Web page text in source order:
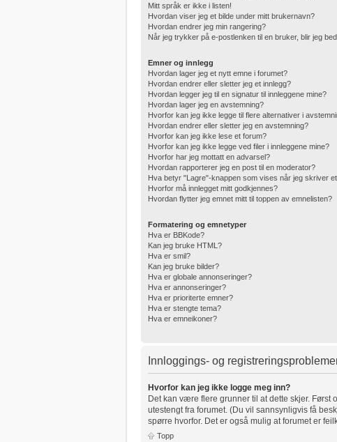
Mitt språk er ikke i listen!
Hvordan viser jeg et bilde under mitt brukernavn?
Hvordan endrer jeg min rangering?
Når jeg trykker på e-postlenken til en bruker, blir jeg
Emner og innlegg
Hvordan lager jeg et nytt emne i forumet?
Hvordan endrer eller sletter jeg et innlegg?
Hvordan legger jeg til en signatur til innleggene mine?
Hvordan lager jeg en avstemning?
Hvorfor kan jeg ikke legge til flere alternativer i
Hvordan endrer eller sletter jeg en avstemning?
Hvorfor kan jeg ikke lese et forum?
Hvorfor kan jeg ikke legge ved filer i innleggene mine?
Hvorfor har jeg mottatt en advarsel?
Hvordan rapporterer jeg en post til en moderator?
Hva betyr "Lagre"-knappen som vises når jeg skriver
Hvorfor må innlegget mitt godkjennes?
Hvordan flytter jeg emnet mitt til toppen av emnelisten?
Formatering og emnetyper
Hva er BBKode?
Kan jeg bruke HTML?
Hva er smil?
Kan jeg bruke bilder?
Hva er globale annonseringer?
Hva er annonseringer?
Hva er prioriterte emner?
Hva er stengte tema?
Hva er emneikoner?
Innloggings- og
Hvorfor kan jeg ikke logge meg inn?
Det kan være flere grunner til at dette skjer. Først
utestengt fra forumet. (Du vil sannsynligvis få
spørre hvorfor. Det er også mulig at forumet er
Topp